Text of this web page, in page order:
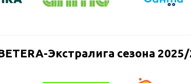
Экстралига сезона